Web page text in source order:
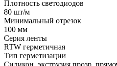
Плотность светодиодов
80 шт/м
Минимальный отрезок
100 мм
Серия ленты
RTW герметичная
Тип герметизации
Силикон, экструзия прозр.